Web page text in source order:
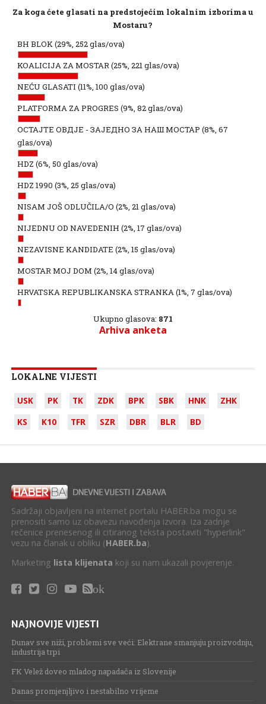
Za koga ćete glasati na predstojećim lokalnim izborima u
Mostaru?
BH BLOK(29%, 252 glas/ova)
KOALICIJA ZA MOSTAR(25%, 221 glas/ova)
NEĆU GLASATI (11%, 100 glas/ova)
PLATFORMA ZA PROGRES (9%, 82 glas/ova)
ОСТАЈТЕ ОВДЈЕ - ЗАЈЕДНО ЗА НАШ МОСТАР (8%, 67
glas/ova)
HDZ (6%, 50 glas/ova)
HDZ 1990 (3%, 25 glas/ova)
NISAM JOŠ ODLUČILA/O (2%, 21 glas/ova)
NIJEDNU OD NAVEDENIH (2%, 17 glas/ova)
NEZAVISNE KANDIDATE (2%, 15 glas/ova)
MOSTAR MOJ DOM (2%, 14 glas/ova)
HRVATSKA REPUBLIKANSKA STRANKA(1%, 7 glas/ova)
Ukupno glasova: 871
Arhiva anketa
LOKALNE VIJESTI
USK PK TK ZDK BPK SBK HNK
ZHK
KS
K10 TFR SZR DBR BLR BD
Sadržaji objavljeni na internet portalu HABER.ba mogu se
prenositi samo uz obavezu navođenja izvora. Iza zadnje
rečenice prenesenog ili citiranog teksta postaviti "hyperlink"
vezu na članak u obliku (HABER.ba).
Marketing lista klijenata koji su nam ukazali povjerenje.
ok
NAJNOVIJE VIJESTI
Dunav sve niži, problemi sve veći: Elektrane smanjuju proizvodnju,
industrija trpi
FK Velež doveo mladog napadača iz Slovenije
Danas promjenjljivo i nestabilno vrijeme